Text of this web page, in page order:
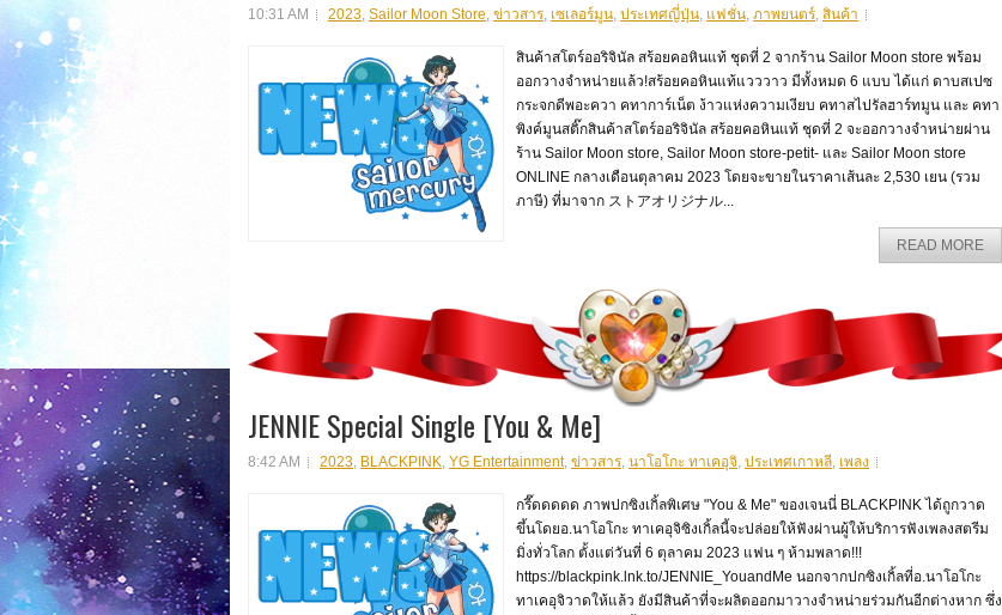
10:31 AM 2023, Sailor Moon Store, ข่าวสาร, เซเลอร์มูน, ประเทศญี่ปุ่น, แฟชั่น, ภาพยนตร์, สินค้า
สินค้าสโตร์ออริจินัล สร้อยคอหินแท้ ชุดที่ 2 จากร้าน Sailor Moon store พร้อม
ออกวางจำหน่ายแล้ว!สร้อยคอหินแท้แวววาว มีทั้งหมด 6 แบบ ได้แก่ ดาบสเปซ
กระจกดีพอะควา คทาการ์เน็ต ง้าวแห่งความเงียบ คทาสไปรัลฮาร์ทมูน และ คทา
พิงค์มูนสติ๊กสินค้าสโตร์ออริจินัล สร้อยคอหินแท้ ชุดที่ 2 จะออกวางจำหน่ายผ่าน
ร้าน Sailor Moon store, Sailor Moon store-petit- และ Sailor Moon store
ONLINE กลางเดือนตุลาคม 2023 โดยจะขายในราคาเส้นละ 2,530 เยน (รวม
ภาษี) ที่มาจาก ストアオリジナル...
READ MORE
JENNIE Special Single [You & Me]
8:42 AM 2023, BLACKPINK, YG Entertainment, ข่าวสาร, นาโอโกะ ทาเคอุจิ, ประเทศเกาหลี, เพลง
กรี๊ดดดดด ภาพปกซิงเกิ้ลพิเศษ "You & Me" ของเจนนี่ BLACKPINK ได้ถูกวาด
ขึ้นโดยอ.นาโอโกะ ทาเคอุจิซิงเกิ้ลนี้จะปล่อยให้ฟังผ่านผู้ให้บริการฟังเพลงสตรีม
มิ่งทั่วโลก ตั้งแต่วันที่ 6 ตุลาคม 2023 แฟน ๆ ห้ามพลาด!!!
https://blackpink.lnk.to/JENNIE_YouandMe นอกจากปกซิงเกิ้ลที่อ.นาโอโกะ
ทาเคอุจิวาดให้แล้ว ยังมีสินค้าที่จะผลิตออกมาวางจำหน่ายร่วมกันอีกต่างหาก ซึ่ง